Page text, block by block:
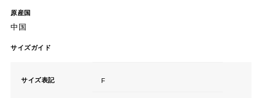
原産国
中国
サイズガイド
サイズ表記 F